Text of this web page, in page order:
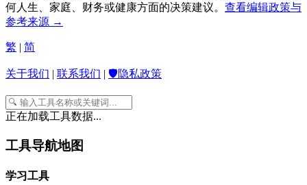
何人生、家庭、财务或健康方面的决策建议。 查看编辑政策与
参考来源 →
繁 | 简
关于我们 | 联系我们 | 🛡️隐私政策
正在加载工具数据...
工具导航地图
学习工具